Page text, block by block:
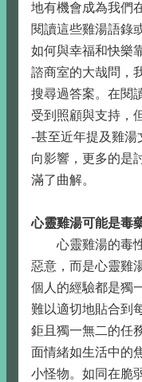
地有機會成為我們
閱讀這些雞湯語錄
如何與幸福和快樂
諮商室的大哉問，
搜尋過答案。在閱
受到照顧與支持，
-甚至近年提及雞湯
向影響，更多的是
滿了曲解。
心靈雞湯可能是毒
心靈雞湯的毒性
惡意，而是心靈雞
個人的經驗都是獨
難以適切地貼合到
鉅且獨一無二的任
面情緒如生活中的
小怪物。如同在脆